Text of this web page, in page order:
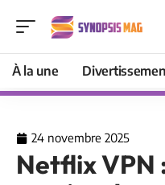
À la une
24 novembre 2025
Netflix VPN